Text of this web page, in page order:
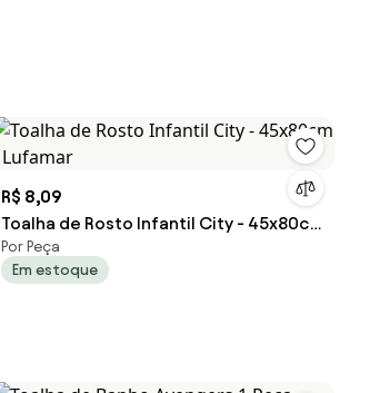
R$ 8,09
Toalha de Rosto Infantil City - 45x80cm
- Lufamar
Por Peça
Em estoque